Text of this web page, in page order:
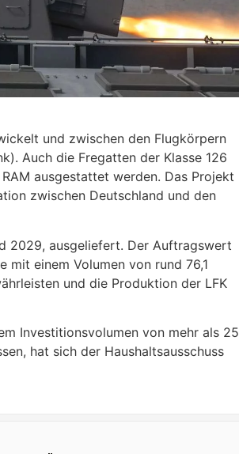
und zwischen den Flugkörpern
Auch die Fregatten der Klasse 126
ausgestattet werden. Das Projekt
zwischen Deutschland und den
2029, ausgeliefert. Der Auftragswert
einem Volumen von rund 76,1
und die Produktion der LFK
Investitionsvolumen von mehr als 25
hat sich der Haushaltsausschuss